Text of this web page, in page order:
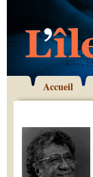
Accueil